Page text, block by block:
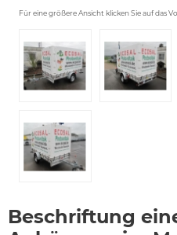
Für eine größere Ansicht klicken Sie auf das
Beschriftung